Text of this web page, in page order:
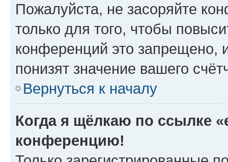
Пожалуйста, не засоряйте
только для того, чтобы
конференций это запрещено,
понизят значение вашего
Вернуться к началу
Когда я щёлкаю по ссылке
конференцию!